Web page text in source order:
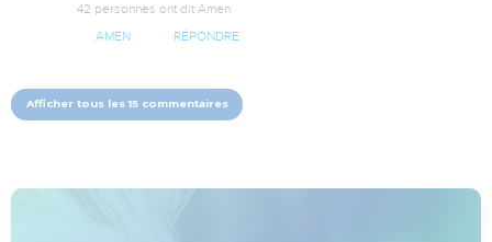
42 personnes ont dit Amen
AMEN RÉPONDRE
Afficher tous les 15 commentaires